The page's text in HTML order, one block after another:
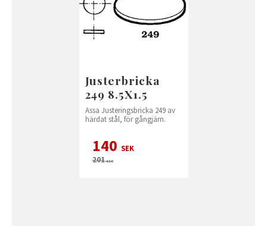
Justerbricka
249 8.5X1.5
Assa Justeringsbricka 249 av
härdat stål, för gångjärn.
140 SEK
201SEK